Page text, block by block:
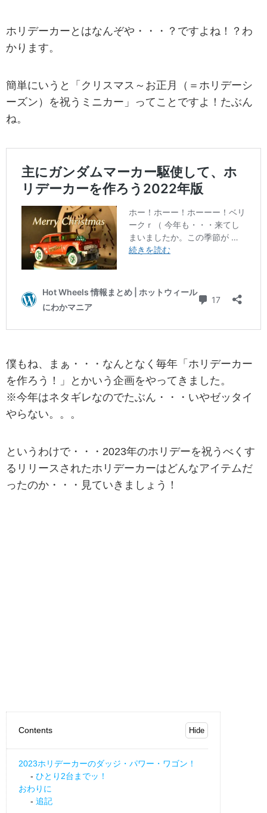
ホリデーカーとはなんぞや・・・？ですよね！？わ
かります。
簡単にいうと「クリスマス～お正月（＝ホリデーシ
ーズン）を祝うミニカー」ってことですよ！たぶん
ね。
僕もね、まぁ・・・なんとなく毎年「ホリデーカー
を作ろう！」とかいう企画をやってきました。
※今年はネタギレなのでたぶん・・・いやゼッタイ
やらない。。。
というわけで・・・2023年のホリデーを祝うべくす
るリリースされたホリデーカーはどんなアイテムだ
ったのか・・・見ていきましょう！
Contents
2023ホリデーカーのダッジ・パワー・ワゴン！
ひとり2台までッ！
おわりに
追記